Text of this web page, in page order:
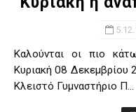
Καλούνται οι πιο
Κυριακή 08 Δεκεμβρίου
Κλειστό Γυμναστήριο Π...